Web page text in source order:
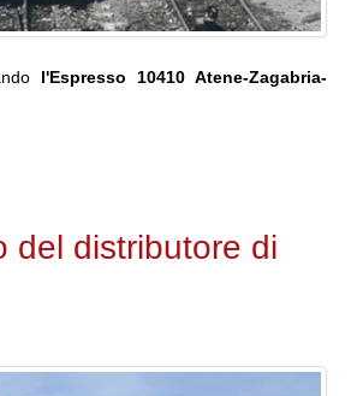
l'Espresso 10410 Atene-Zagabria-
del distributore di